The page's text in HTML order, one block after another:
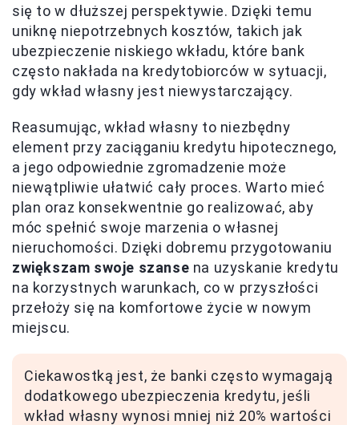
się to w dłuższej perspektywie. Dzięki temu
uniknę niepotrzebnych kosztów, takich jak
ubezpieczenie niskiego wkładu, które bank
często nakłada na kredytobiorców w sytuacji,
gdy wkład własny jest niewystarczający.
Reasumując, wkład własny to niezbędny
element przy zaciąganiu kredytu hipotecznego,
a jego odpowiednie zgromadzenie może
niewątpliwie ułatwić cały proces. Warto mieć
plan oraz konsekwentnie go realizować, aby
móc spełnić swoje marzenia o własnej
nieruchomości. Dzięki dobremu przygotowaniu
zwiększam swoje szanse na uzyskanie kredytu
na korzystnych warunkach, co w przyszłości
przełoży się na komfortowe życie w nowym
miejscu.
Ciekawostką jest, że banki często wymagają
dodatkowego ubezpieczenia kredytu, jeśli
wkład własny wynosi mniej niż 20% wartości